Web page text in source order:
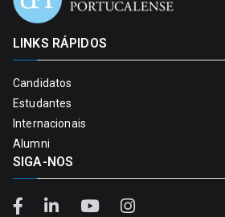
LINKS RÁPIDOS
Candidatos
Estudantes
Internacionais
Alumni
SIGA-NOS